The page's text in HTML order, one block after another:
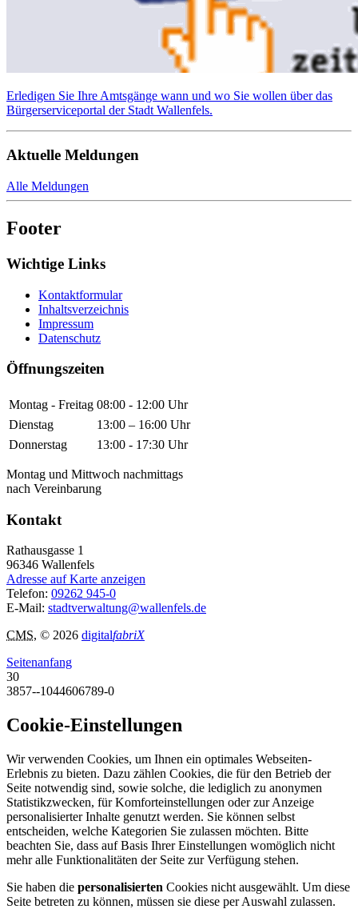
Erledigen Sie Ihre Amtsgänge wann und wo Sie wollen über das
Bürgerserviceportal der Stadt Wallenfels.
Aktuelle Meldungen
Alle Meldungen
Footer
Wichtige Links
Kontaktformular
Inhaltsverzeichnis
Impressum
Datenschutz
Öffnungszeiten
Montag - Freitag 08:00 - 12:00 Uhr
Dienstag
13:00 – 16:00 Uhr
Donnerstag
13:00 - 17:30 Uhr
Montag und Mittwoch nachmittags
nach Vereinbarung
Kontakt
Rathausgasse 1
96346 Wallenfels
Adresse auf Karte anzeigen
Telefon: 09262 945-0
E-Mail: stadtverwaltung@wallenfels.de
CMS, © 2026 digitalfabriX
Seitenanfang
30
3857--1044606789-0
Cookie-Einstellungen
Wir verwenden Cookies, um Ihnen ein optimales Webseiten-
Erlebnis zu bieten. Dazu zählen Cookies, die für den Betrieb der
Seite notwendig sind, sowie solche, die lediglich zu anonymen
Statistikzwecken, für Komforteinstellungen oder zur Anzeige
personalisierter Inhalte genutzt werden. Sie können selbst
entscheiden, welche Kategorien Sie zulassen möchten. Bitte
beachten Sie, dass auf Basis Ihrer Einstellungen womöglich nicht
mehr alle Funktionalitäten der Seite zur Verfügung stehen.
Sie haben die personalisierten Cookies nicht ausgewählt. Um diese
Seite betreten zu können, müssen sie diese per Auswahl zulassen.